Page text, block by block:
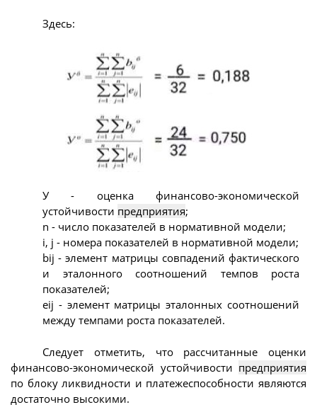
Здесь:
У - оценка финансово-экономической
устойчивости предприятия;
n - число показателей в нормативной модели;
i, j - номера показателей в нормативной модели;
bij - элемент матрицы совпадений фактического
и эталонного соотношений темпов роста
показателей;
eij - элемент матрицы эталонных соотношений
между темпами роста показателей.
Следует отметить, что рассчитанные оценки
финансово-экономической устойчивости предприятия
по блоку ликвидности и платежеспособности являются
достаточно высокими.